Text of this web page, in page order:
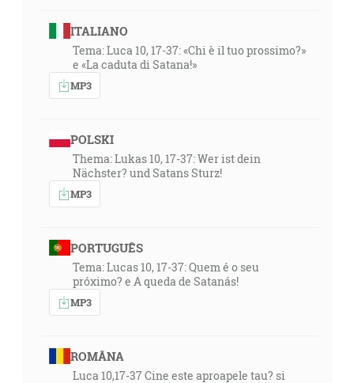
ITALIANO
Tema: Luca 10, 17-37: «Chi è il tuo prossimo?»
e «La caduta di Satana!»
MP3
POLSKI
Thema: Lukas 10, 17-37: Wer ist dein
Nächster? und Satans Sturz!
MP3
PORTUGUÊS
Tema: Lucas 10, 17-37: Quem é o seu
próximo? e A queda de Satanás!
MP3
ROMÂNA
Luca 10,17-37 Cine este aproapele tau? si